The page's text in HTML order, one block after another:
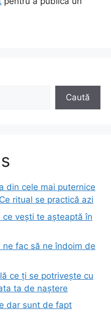
Caută
din cele mai puternice
ritual se practică azi
ce vești te așteaptă în
fac să ne îndoim de
ce ți se potrivește cu
ta de naștere
dar sunt de fapt